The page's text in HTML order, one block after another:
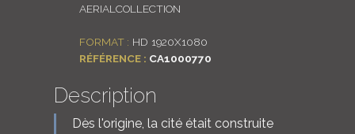
AERIALCOLLECTION
FORMAT : HD 1920X1080
RÉFÉRENCE : CA1000770
Description
Dès l'origine, la cité était construite